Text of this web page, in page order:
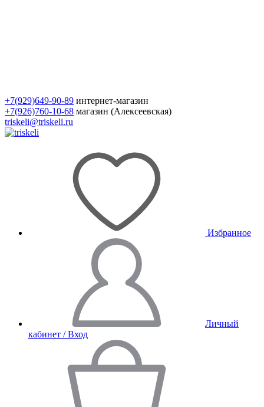
+7(929)649-90-89 интернет-магазин
+7(926)760-10-68 магазин (Алексеевская)
triskeli@triskeli.ru
Избранное
Личный
кабинет / Вход